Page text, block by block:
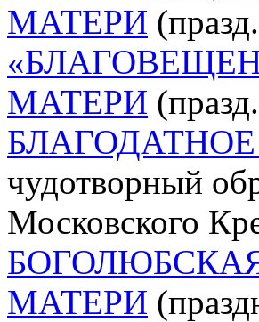
МАТЕРИ
МАТЕРИ
чудотворный
Московского
МАТЕРИ